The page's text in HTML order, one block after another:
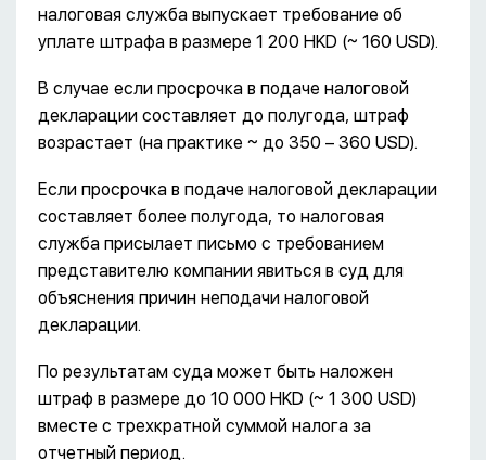
налоговая служба выпускает требование об
уплате штрафа в размере 1 200 HKD (~ 160 USD).
В случае если просрочка в подаче налоговой
декларации составляет до полугода, штраф
возрастает (на практике ~ до 350 – 360 USD).
Если просрочка в подаче налоговой декларации
составляет более полугода, то налоговая
служба присылает письмо с требованием
представителю компании явиться в суд для
объяснения причин неподачи налоговой
декларации.
По результатам суда может быть наложен
штраф в размере до 10 000 HKD (~ 1 300 USD)
вместе с трехкратной суммой налога за
отчетный период.